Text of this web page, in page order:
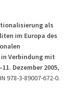
als
im Europa des
Verbindung mit
Dezember 2005,
978-3-89007-672-0.